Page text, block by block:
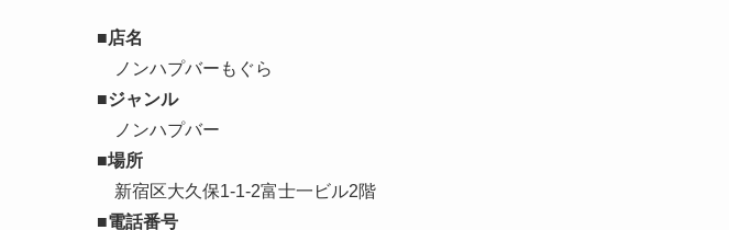
■店名
ノンハプバーもぐら
■ジャンル
ノンハプバー
■場所
新宿区大久保1-1-2富士一ビル2階
■電話番号